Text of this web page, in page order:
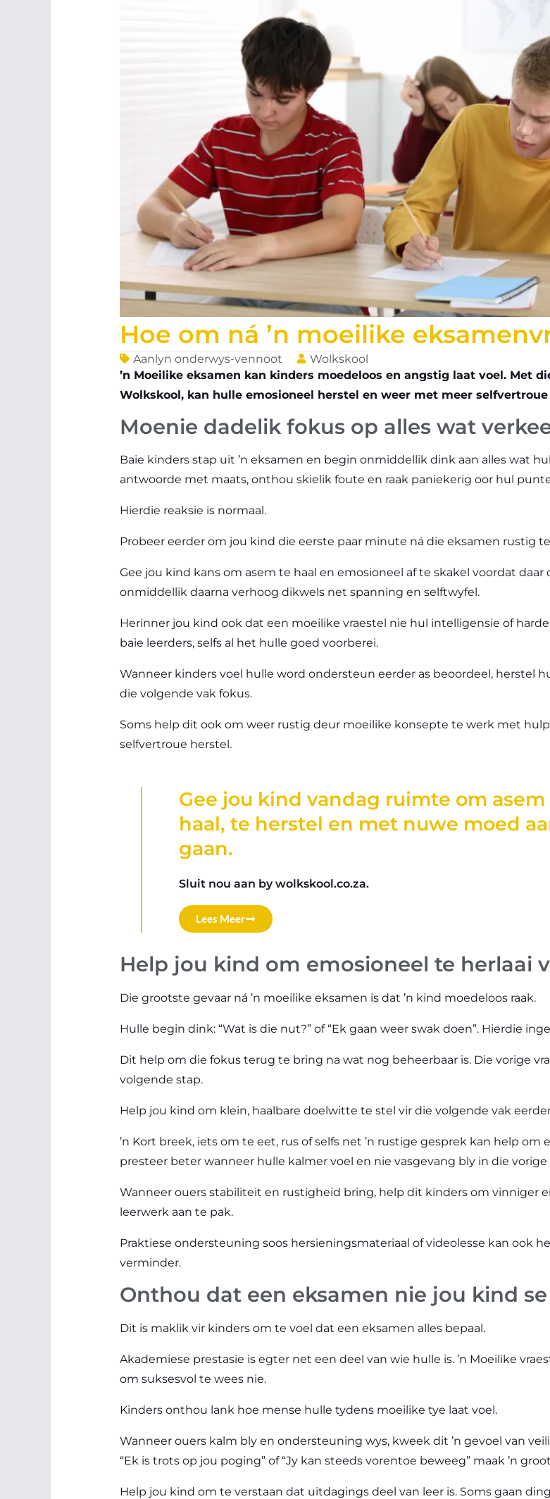
Hoe om ná ’n moeilike
Aanlyn onderwys-vennoot
Wolkskool
’n Moeilike eksamen kan kinders moedeloos en angstig laat voel. Met
Wolkskool, kan hulle emosioneel herstel en weer met meer
Moenie dadelik fokus op alles wat
Baie kinders stap uit ’n eksamen en begin onmiddellik dink aan alles wat
antwoorde met maats, onthou skielik foute en raak paniekerig oor hul
Hierdie reaksie is normaal.
Probeer eerder om jou kind die eerste paar minute ná die eksamen rustig
Gee jou kind kans om asem te haal en emosioneel af te skakel voordat
onmiddellik daarna verhoog dikwels net spanning en selftwyfel.
Herinner jou kind ook dat een moeilike vraestel nie hul intelligensie of
baie leerders, selfs al het hulle goed voorberei.
Wanneer kinders voel hulle word ondersteun eerder as beoordeel, herstel
die volgende vak fokus.
Soms help dit ook om weer rustig deur moeilike konsepte te werk met
selfvertroue herstel.
Gee jou kind vandag ruimte om asem
haal, te herstel en met nuwe moed
gaan.
Sluit nou aan by wolkskool.co.za.
Lees Meer
Help jou kind om emosioneel te herlaai
Die grootste gevaar ná ’n moeilike eksamen is dat ’n kind moedeloos raak.
Hulle begin dink: “Wat is die nut?” of “Ek gaan weer swak doen”. Hierdie
Dit help om die fokus terug te bring na wat nog beheerbaar is. Die vorige
volgende stap.
Help jou kind om klein, haalbare doelwitte te stel vir die volgende vak
’n Kort breek, iets om te eet, rus of selfs net ’n rustige gesprek kan help
presteer beter wanneer hulle kalmer voel en nie vasgevang bly in die vorige
Wanneer ouers stabiliteit en rustigheid bring, help dit kinders om vinniger
leerwerk aan te pak.
Praktiese ondersteuning soos hersieningsmateriaal of videolesse kan ook
verminder.
Onthou dat een eksamen nie jou kind
Dit is maklik vir kinders om te voel dat een eksamen alles bepaal.
Akademiese prestasie is egter net een deel van wie hulle is. ’n Moeilike
om suksesvol te wees nie.
Kinders onthou lank hoe mense hulle tydens moeilike tye laat voel.
Wanneer ouers kalm bly en ondersteuning wys, kweek dit ’n gevoel van
“Ek is trots op jou poging” of “Jy kan steeds vorentoe beweeg” maak ’n
Help jou kind om te verstaan dat uitdagings deel van leer is. Soms gaan